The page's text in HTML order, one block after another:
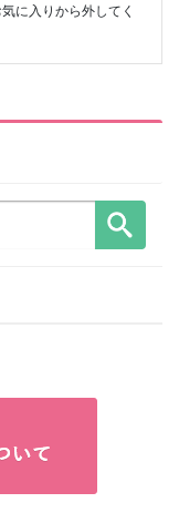
に入りから外してく